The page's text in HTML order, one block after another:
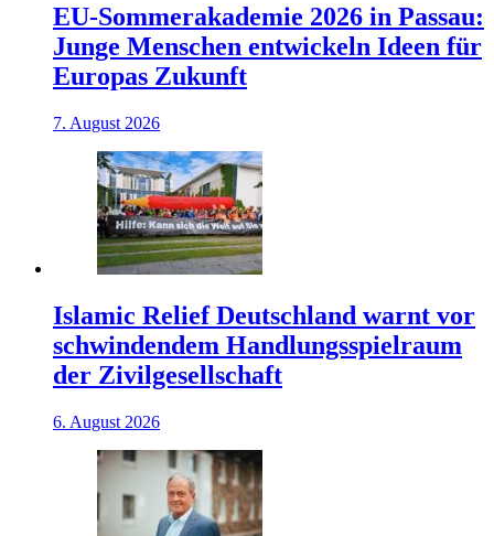
EU-Sommerakademie 2026 in Passau:
Junge Menschen entwickeln Ideen für
Europas Zukunft
7. August 2026
Islamic Relief Deutschland warnt vor
schwindendem Handlungsspielraum
der Zivilgesellschaft
6. August 2026